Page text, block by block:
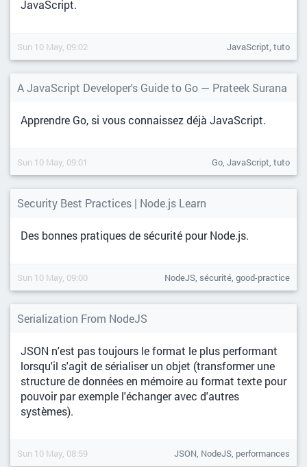
JavaScript.
Sun 10 May, 09:02 JavaScript, tuto
A JavaScript Developer's Guide to Go — Prateek Surana
Apprendre Go, si vous connaissez déjà JavaScript.
Sun 10 May, 09:01 Go, JavaScript, tuto
Security Best Practices | Node.js Learn
Des bonnes pratiques de sécurité pour Node.js.
Sun 10 May, 09:00 NodeJS, sécurité, good-practice
Serialization From NodeJS
JSON n'est pas toujours le format le plus performant
lorsqu'il s'agit de sérialiser un objet (transformer une
structure de données en mémoire au format texte pour
pouvoir par exemple l'échanger avec d'autres
systèmes).
Sun 10 May, 08:59 JSON, NodeJS, performances